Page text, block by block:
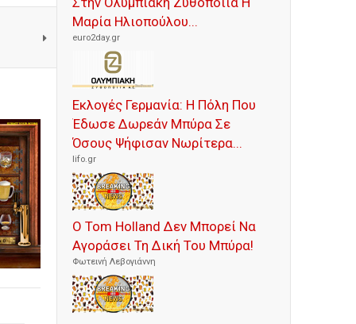
Μαρία Ηλιοπούλου...
euro2day.gr
Εκλογές Γερμανία: Η Πόλη Που
Έδωσε Δωρεάν Μπύρα Σε
Όσους Ψήφισαν Νωρίτερα...
lifo.gr
Ο Tom Holland Δεν Μπορεί Να
Αγοράσει Τη Δική Του Μπύρα!
Φωτεινή Λεβογιάννη